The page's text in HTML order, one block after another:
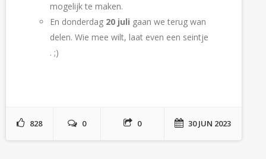
mogelijk te maken.
En donderdag 20 juli gaan we terug wan
delen. Wie mee wilt, laat even een seintje
. ;)
828 0 0 30 JUN 2023